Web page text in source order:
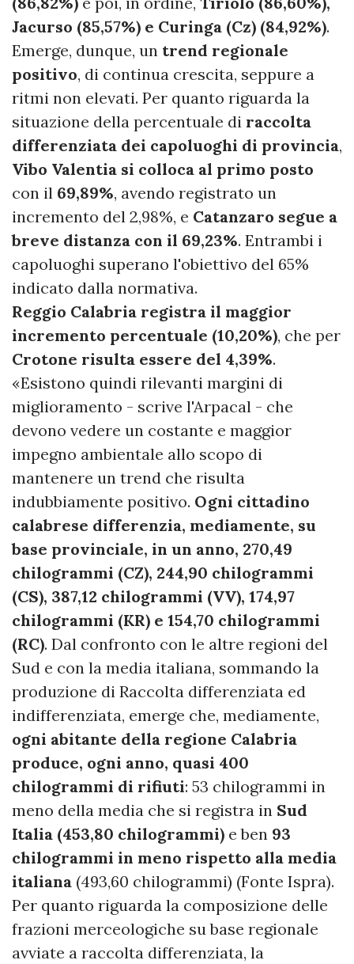
Jacurso (85,57%) e Curinga (Cz) (84,92%).
Emerge, dunque, un trend regionale
positivo, di continua crescita, seppure a
ritmi non elevati. Per quanto riguarda la
situazione della percentuale di raccolta
differenziata dei capoluoghi di provincia,
Vibo Valentia si colloca al primo posto
con il 69,89%, avendo registrato un
incremento del 2,98%, e Catanzaro segue a
breve distanza con il 69,23%. Entrambi i
capoluoghi superano l'obiettivo del 65%
indicato dalla normativa.
Reggio Calabria registra il maggior
incremento percentuale (10,20%), che per
Crotone risulta essere del 4,39%.
«Esistono quindi rilevanti margini di
miglioramento - scrive l'Arpacal - che
devono vedere un costante e maggior
impegno ambientale allo scopo di
mantenere un trend che risulta
indubbiamente positivo. Ogni cittadino
calabrese differenzia, mediamente, su
base provinciale, in un anno, 270,49
chilogrammi (CZ), 244,90 chilogrammi
(CS), 387,12 chilogrammi (VV), 174,97
chilogrammi (KR) e 154,70 chilogrammi
(RC). Dal confronto con le altre regioni del
Sud e con la media italiana, sommando la
produzione di Raccolta differenziata ed
indifferenziata, emerge che, mediamente,
ogni abitante della regione Calabria
produce, ogni anno, quasi 400
chilogrammi di rifiuti: 53 chilogrammi in
meno della media che si registra in Sud
Italia (453,80 chilogrammi) e ben 93
chilogrammi in meno rispetto alla media
italiana (493,60 chilogrammi) (Fonte Ispra).
Per quanto riguarda la composizione delle
frazioni merceologiche su base regionale
avviate a raccolta differenziata, la